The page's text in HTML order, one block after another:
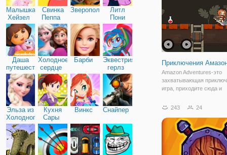
Малышка
Хейзел
Свинка
Пеппа
Зверополис
Литл
Пони
Дружба
Даша
путешественница
Холодное
сердце
Барби
Эквестрия
герлз
Эльза из
Холодного
сердца
Кухня
Сары
Винкс Снайпер
Приключения
Amazon Adventures-это
захватывающая
игра, приходите сюда и
этой красивой девушкой
несколько разных
и вам нужно помочь ей
врагов
243 24